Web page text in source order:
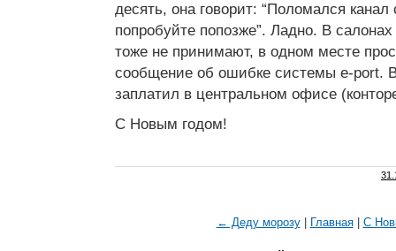
десять, она говорит: “Поломался
попробуйте попозже”. Ладно. В
тоже не принимают, в одном месте
сообщение об ошибке системы e-port. В
заплатил в центральном офисе
С Новым годом!
← Деду морозу| Главная| С